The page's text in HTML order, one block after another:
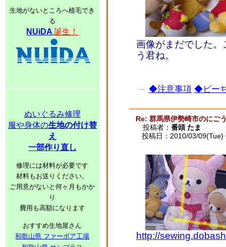
生地がないところへ植毛でき
る
NUiDA誕生！
ぬいぐるみ修理
服や身体の生地の付け替
え
一部作り直し
修理には材料が必要です
材料もお送りください。
ご用意がないと何ヶ月もかか
り
費用も高額になります
おすすめ生地屋さん
和歌山県 ファーボア工場
画像がまだでした
う君ね。
◆注意事項 ◆ビー
Re: 群馬県伊勢崎市のにご
投稿者： 番頭 たま
投稿日：2010/03/
http://